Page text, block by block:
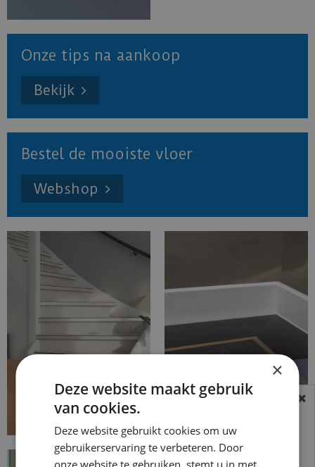
Onze tips na aankoop
Bekijk
Bestel de mooiste vloer
Webshop
Traprenovatie
Accessoires
BEREIKBAARHEID
In verband met de vakantie periode zijn wij
t/m 14 augustus telefonisch helaas niet
×
Deze website maakt gebruik
van cookies.
Deze website gebruikt cookies om uw
gebruikerservaring te verbeteren. Door
onze website te gebruiken, stemt u in met